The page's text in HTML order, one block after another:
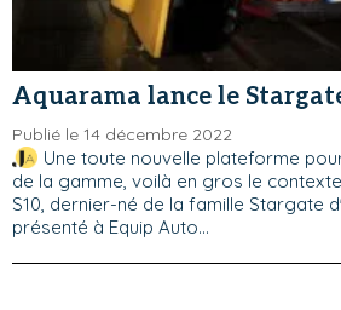
Aquarama lance le
Publié le 14 décembre 2022
Une toute nouvelle plateforme
de la gamme, voilà en gros le
S10, dernier-né de la famille Stargate d
présenté à Equip Auto...